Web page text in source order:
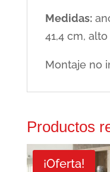
Medidas:
41,4 cm,
Montaje no
Productos
¡Oferta!